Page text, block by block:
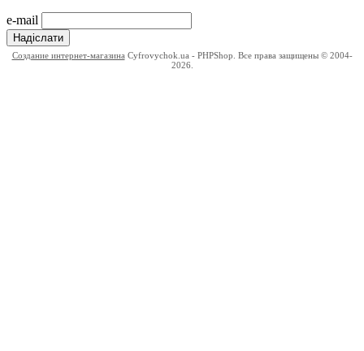
e-mail
Надіслати
Создание интернет-магазина Cyfrovychok.ua - PHPShop. Все права защищены © 2004-
2026.